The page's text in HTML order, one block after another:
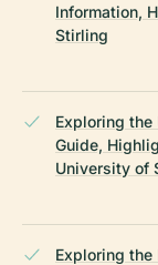
Information,
Stirling
Exploring
Guide,
University of
Exploring